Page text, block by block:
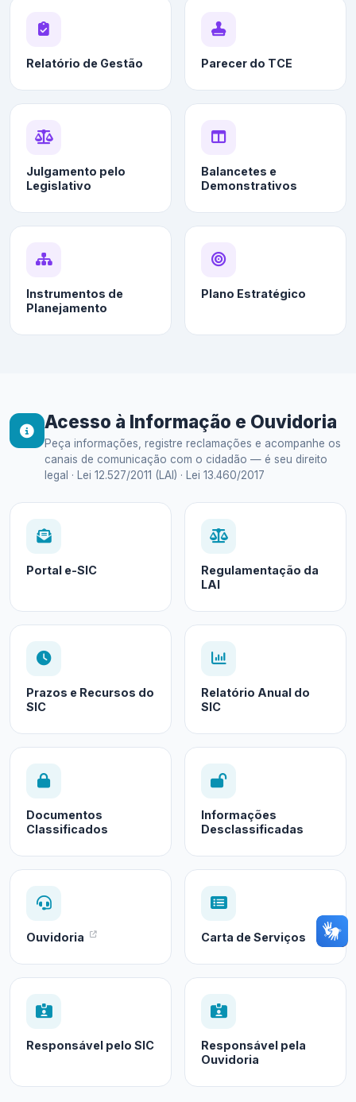
Relatório de Gestão Parecer do TCE
Julgamento pelo
Legislativo
Balancetes e
Demonstrativos
Instrumentos de
Planejamento
Plano Estratégico
Acesso à Informação e Ouvidoria
Peça informações, registre reclamações e acompanhe os
canais de comunicação com o cidadão — é seu direito
legal · Lei 12.527/2011 (LAI) · Lei 13.460/2017
Portal e-SIC
Regulamentação da
LAI
Prazos e Recursos do
SIC
Relatório Anual do
SIC
Documentos
Classificados
Informações
Desclassificadas
Ouvidoria Carta de Serviços
Responsável pelo SIC
Responsável pela
Ouvidoria